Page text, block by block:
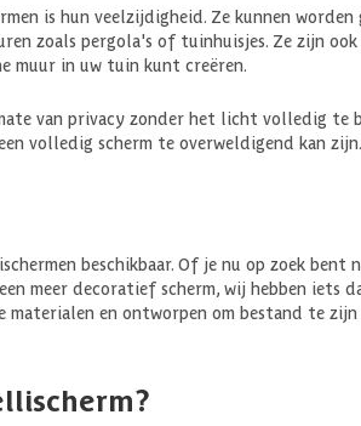
is hun veelzijdigheid. Ze kunnen
zoals pergola's of tuinhuisjes. Ze zijn
muur in uw tuin kunt creëren.
van privacy zonder het licht volledig te
volledig scherm te overweldigend kan zijn.
beschikbaar. Of je nu op zoek bent
meer decoratief scherm, wij hebben iets
materialen en ontworpen om bestand te